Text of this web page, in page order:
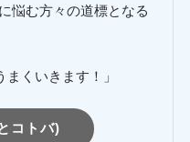
悩む方々の道標となる
まくいきます！」
コトバ)